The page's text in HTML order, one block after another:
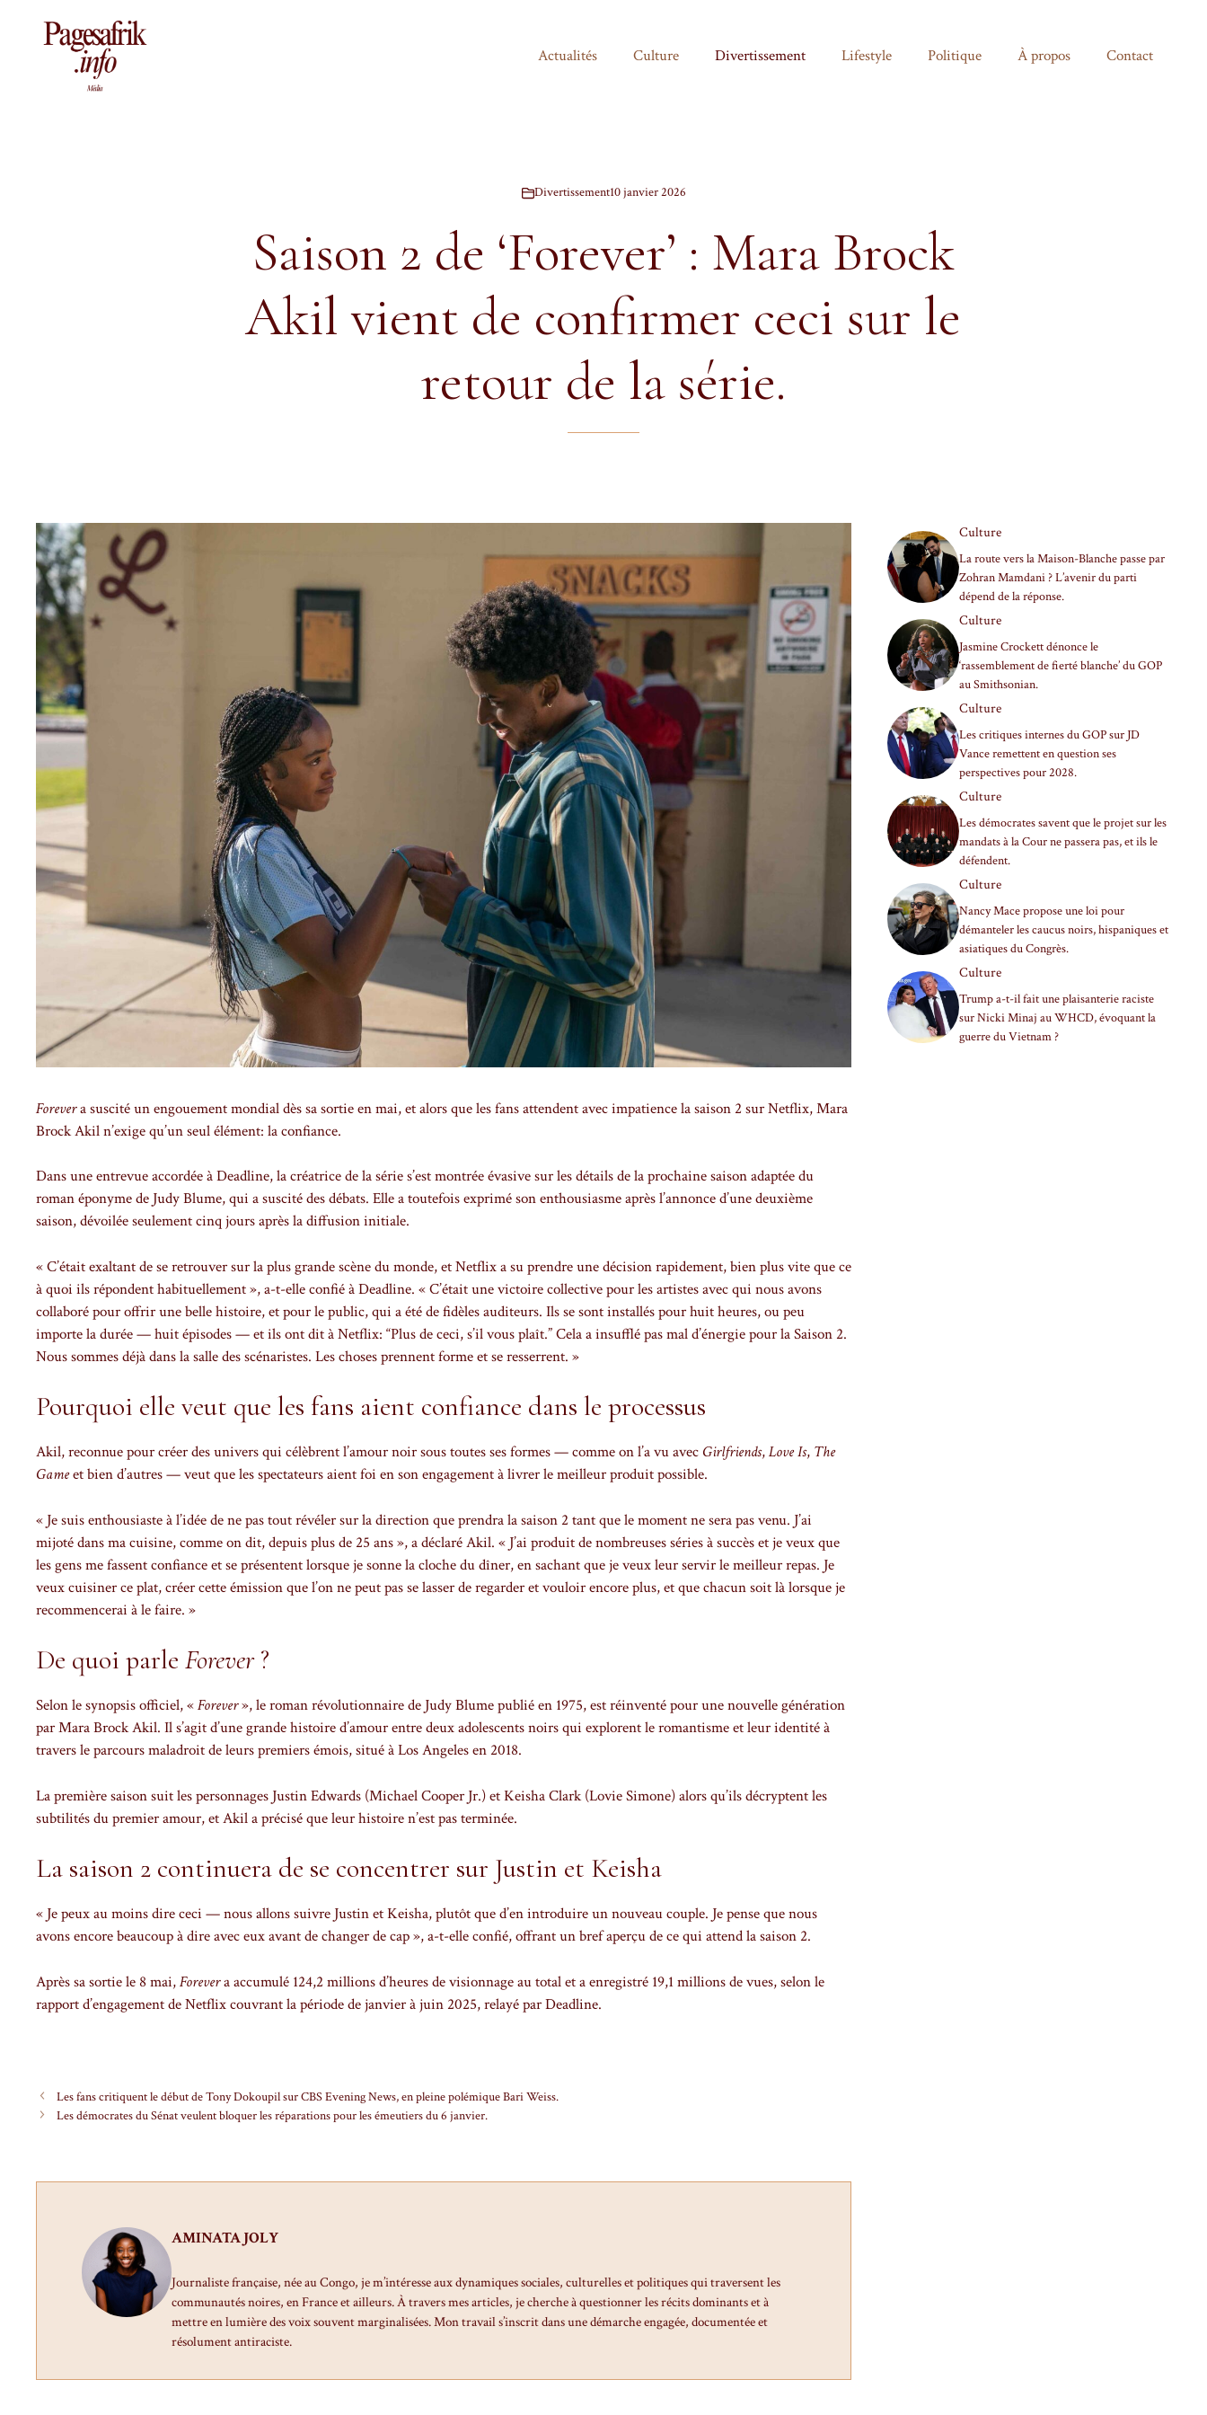
Actualités Culture Divertissement Lifestyle Politique À propos Contact
Divertissement10 janvier 2026
Saison 2 de ‘Forever’ : Mara Brock
Akil vient de confirmer ceci sur le
retour de la série.
Forevera suscité un engouement mondial dès sa sortie en mai, et alors que les fans attendent avec impatience la saison 2 sur Netflix, Mara
Brock Akil n’exige qu’un seul élément: la confiance.
Dans une entrevue accordée à Deadline, la créatrice de la série s’est montrée évasive sur les détails de la prochaine saison adaptée du
roman éponyme de Judy Blume, qui a suscité des débats. Elle a toutefois exprimé son enthousiasme après l’annonce d’une deuxième
saison, dévoilée seulement cinq jours après la diffusion initiale.
« C’était exaltant de se retrouver sur la plus grande scène du monde, et Netflix a su prendre une décision rapidement, bien plus vite que ce
à quoi ils répondent habituellement », a-t-elle confié à Deadline. « C’était une victoire collective pour les artistes avec qui nous avons
collaboré pour offrir une belle histoire, et pour le public, qui a été de fidèles auditeurs. Ils se sont installés pour huit heures, ou peu
importe la durée — huit épisodes — et ils ont dit à Netflix: “Plus de ceci, s’il vous plaît.” Cela a insufflé pas mal d’énergie pour la Saison 2.
Nous sommes déjà dans la salle des scénaristes. Les choses prennent forme et se resserrent. »
Pourquoi elle veut que les fans aient confiance dans le processus
Akil, reconnue pour créer des univers qui célèbrent l’amour noir sous toutes ses formes — comme on l’a vu avec Girlfriends,Love Is, The
Gameet bien d’autres — veut que les spectateurs aient foi en son engagement à livrer le meilleur produit possible.
« Je suis enthousiaste à l’idée de ne pas tout révéler sur la direction que prendra la saison 2 tant que le moment ne sera pas venu. J’ai
mijoté dans ma cuisine, comme on dit, depuis plus de 25 ans », a déclaré Akil. « J’ai produit de nombreuses séries à succès et je veux que
les gens me fassent confiance et se présentent lorsque je sonne la cloche du dîner, en sachant que je veux leur servir le meilleur repas. Je
veux cuisiner ce plat, créer cette émission que l’on ne peut pas se lasser de regarder et vouloir encore plus, et que chacun soit là lorsque je
recommencerai à le faire. »
De quoi parle Forever?
Selon le synopsis officiel, «Forever», le roman révolutionnaire de Judy Blume publié en 1975, est réinventé pour une nouvelle génération
par Mara Brock Akil. Il s’agit d’une grande histoire d’amour entre deux adolescents noirs qui explorent le romantisme et leur identité à
travers le parcours maladroit de leurs premiers émois, situé à Los Angeles en 2018.
La première saison suit les personnages Justin Edwards (Michael Cooper Jr.) et Keisha Clark (Lovie Simone) alors qu’ils décryptent les
subtilités du premier amour, et Akil a précisé que leur histoire n’est pas terminée.
La saison 2 continuera de se concentrer sur Justin et Keisha
« Je peux au moins dire ceci — nous allons suivre Justin et Keisha, plutôt que d’en introduire un nouveau couple. Je pense que nous
avons encore beaucoup à dire avec eux avant de changer de cap », a-t-elle confié, offrant un bref aperçu de ce qui attend la saison 2.
Après sa sortie le 8 mai,Forevera accumulé 124,2 millions d’heures de visionnage au total et a enregistré 19,1 millions de vues, selon le
rapport d’engagement de Netflix couvrant la période de janvier à juin 2025, relayé par Deadline.
Les fans critiquent le début de Tony Dokoupil sur CBS Evening News, en pleine polémique Bari Weiss.
Les démocrates du Sénat veulent bloquer les réparations pour les émeutiers du 6 janvier.
AMINATA JOLY
Journaliste française, née au Congo, je m’intéresse aux dynamiques sociales, culturelles et politiques qui traversent les
communautés noires, en France et ailleurs. À travers mes articles, je cherche à questionner les récits dominants et à
mettre en lumière des voix souvent marginalisées. Mon travail s’inscrit dans une démarche engagée, documentée et
résolument antiraciste.
Culture
La route vers la Maison-Blanche passe par
Zohran Mamdani ? L’avenir du parti
dépend de la réponse.
Culture
Jasmine Crockett dénonce le
‘rassemblement de fierté blanche’ du GOP
au Smithsonian.
Culture
Les critiques internes du GOP sur JD
Vance remettent en question ses
perspectives pour 2028.
Culture
Les démocrates savent que le projet sur les
mandats à la Cour ne passera pas, et ils le
défendent.
Culture
Nancy Mace propose une loi pour
démanteler les caucus noirs, hispaniques et
asiatiques du Congrès.
Culture
Trump a-t-il fait une plaisanterie raciste
sur Nicki Minaj au WHCD, évoquant la
guerre du Vietnam ?